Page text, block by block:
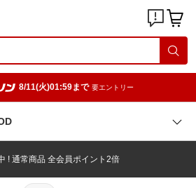
8/11(火)01:59まで 要エントリー
! 通常商品 全会員ポイント2倍